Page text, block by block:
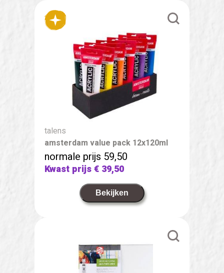
talens
amsterdam value pack 12x120ml
normale prijs 59,50
Kwast prijs€ 39,50
Bekijken